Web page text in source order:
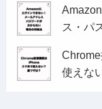
ス・パ
使えな